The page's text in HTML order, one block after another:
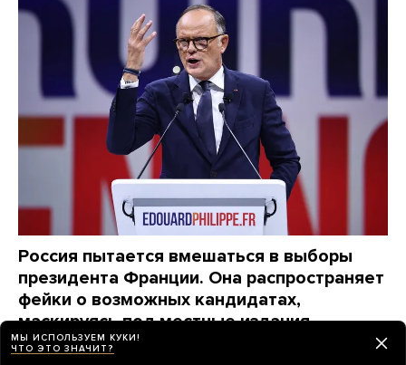
Россия пытается вмешаться в выборы
президента Франции. Она распространяет
фейки о возможных кандидатах,
маскируясь под местные издания
От этой кампании пострадали уже как минимум
МЫ ИСПОЛЬЗУЕМ КУКИ!
ЧТО ЭТО ЗНАЧИТ?